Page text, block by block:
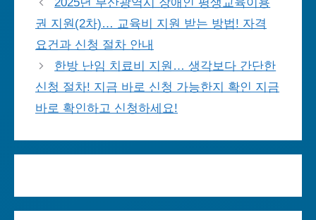
2025년 부산광역시 장애인 평생교육이용
권 지원(2차)… 교육비 지원 받는 방법! 자격
요건과 신청 절차 안내
한방 난임 치료비 지원… 생각보다 간단한
신청 절차! 지금 바로 신청 가능한지 확인 지금
바로 확인하고 신청하세요!